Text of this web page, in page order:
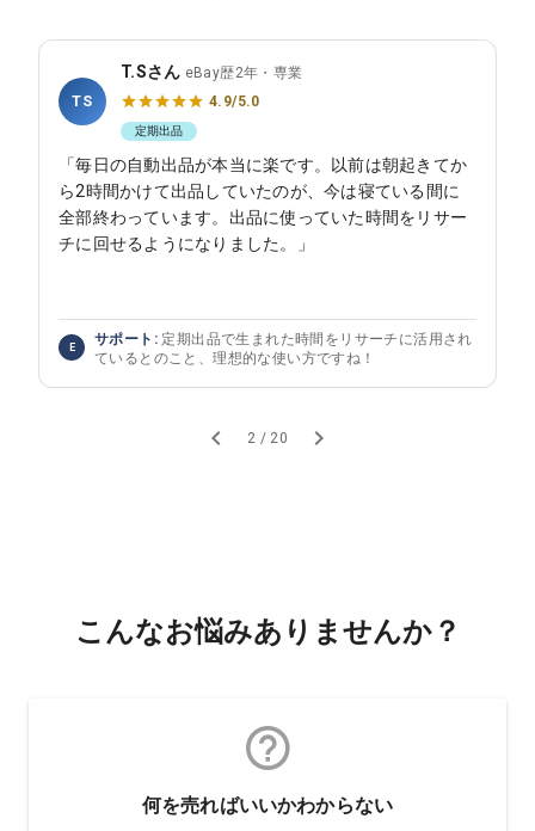
TS
T.Sさん eBay歴2年・専業
4.9/5.0
定期出品
「毎日の自動出品が本当に楽です。以前は朝起きてか
ら2時間かけて出品していたのが、今は寝ている間に
全部終わっています。出品に使っていた時間をリサー
チに回せるようになりました。」
E サポート: 定期出品で生まれた時間をリサーチに活用され
ているとのこと、理想的な使い方ですね！
2 / 20
こんなお悩みありませんか？
何を売ればいいかわからない